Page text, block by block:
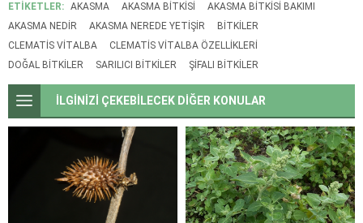
ETİKETLER: AKASMA AKASMA BITKISI
AKASMA BITKISI BAKIMI
AKASMA NEDIR
AKASMA NEREDE YETIŞIR
BITKILER
CLEMATIS VITALBA
CLEMATIS VITALBA ÖZELLIKLERI
DOĞAL BITKILER
SARILICI BITKILER ŞIFALI BITKILER
İLGİNİZİ ÇEKEBİLECEK DİĞER KONULAR